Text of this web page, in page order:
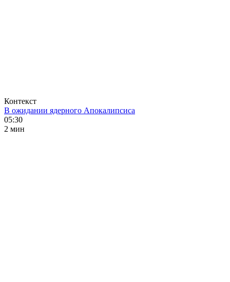
Контекст
В ожидании ядерного Апокалипсиса
05:30
2 мин